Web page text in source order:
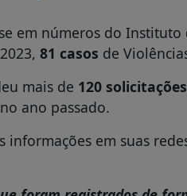
em números do Instituto
81 casos de
mais de 120
ano passado.
em suas